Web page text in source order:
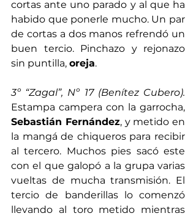
cortas ante uno parado y al que ha
habido que ponerle mucho. Un par
de cortas a dos manos refrendó un
buen tercio. Pinchazo y rejonazo
sin puntilla, oreja.
Sebastián Fernández, y metido en
la mangá de chiqueros para recibir
al tercero. Muchos pies sacó este
con el que galopó a la grupa varias
vueltas de mucha transmisión. El
tercio de banderillas lo comenzó
llevando al toro metido mientras